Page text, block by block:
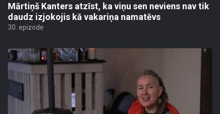
Mārtiņš Kanters atzīst, ka viņu sen neviens nav tik
daudz izjokojis kā vakariņa namatēvs
30. epizode